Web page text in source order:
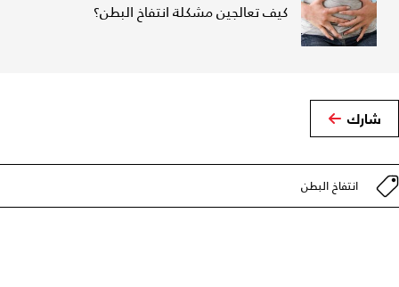
كيف تعالجين مشكلة انتفاخ البطن؟
شارك
انتفاخ البطن